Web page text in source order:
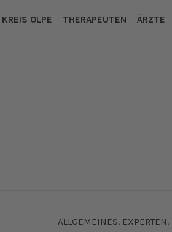
KREIS OLPE THERAPEUTEN ÄRZTE
ALLGEMEINES, EXPERTEN,